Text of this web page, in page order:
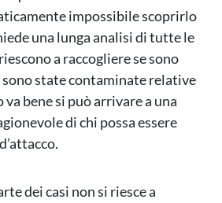
impossibile scoprirlo
una lunga analisi di tutte le
a raccogliere se sono
state contaminate relative
bene si può arrivare a una
di chi possa essere
dei casi non si riesce a